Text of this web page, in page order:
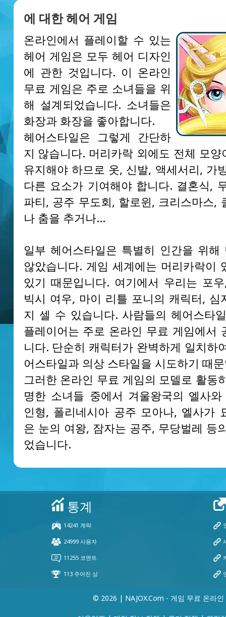
에 대한 헤어 게임
온라인에서 플레이할 수 있는
헤어 게임은 모두 헤어 디자인
에 관한 것입니다. 이 온라인
무료 게임은 주로 소녀들을 위
해 설계되었습니다. 소녀들은
화장과 화장을 좋아합니다.
헤어스타일은 그렇게 간단하
지 않습니다. 머리카락 외에도 전체 모양
유지해야 하므로 옷, 신발, 액세서리, 가
다른 요소가 기여해야 합니다. 결혼식,
파티, 공주 무도회, 할로윈, 크리스마스,
나 춤을 추거나…
일부 헤어스타일은 특별히 인간을 위해
않았습니다. 게임 세계에는 머리카락이
있기 때문입니다. 여기에서 우리는 포
빅시 여우, 마이 리틀 포니의 캐릭터, 심
지 셀 수 있습니다. 사람들의 헤어스타
플레이어는 주로 온라인 무료 게임에서
니다. 단순히 캐릭터가 완벽하게 일치하
어스타일과 의상 스타일을 시도하기 때
그러한 온라인 무료 게임의 모델로 활동
명한 소녀들 중에서 겨울왕국의 엘사
인형, 폴리네시아 공주 모아나, 엘사가
은 눈의 여왕, 잠자는 공주, 무당벌레 등
었습니다.
© 2026 | NAJOX.com - 게임 무료 온라인